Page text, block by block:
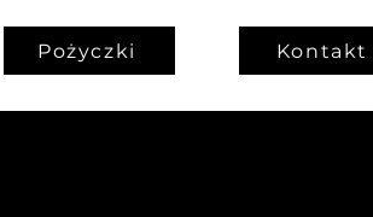
Pożyczki Kontakt